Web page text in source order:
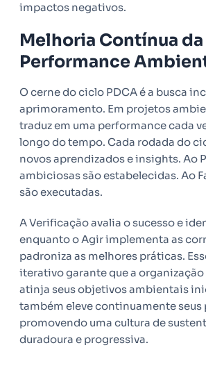
impactos negativos.
Melhoria Contínua da
Performance
O cerne do ciclo PDCA é a busca
aprimoramento. Em projetos
traduz em uma performance cada
longo do tempo. Cada rodada do
novos aprendizados e insights. Ao
ambiciosas são estabelecidas. Ao
são executadas.
A Verificação avalia o sucesso e
enquanto o Agir implementa as
padroniza as melhores práticas.
iterativo garante que a organização
atinja seus objetivos ambientais
também eleve continuamente seus
promovendo uma cultura de
duradoura e progressiva.